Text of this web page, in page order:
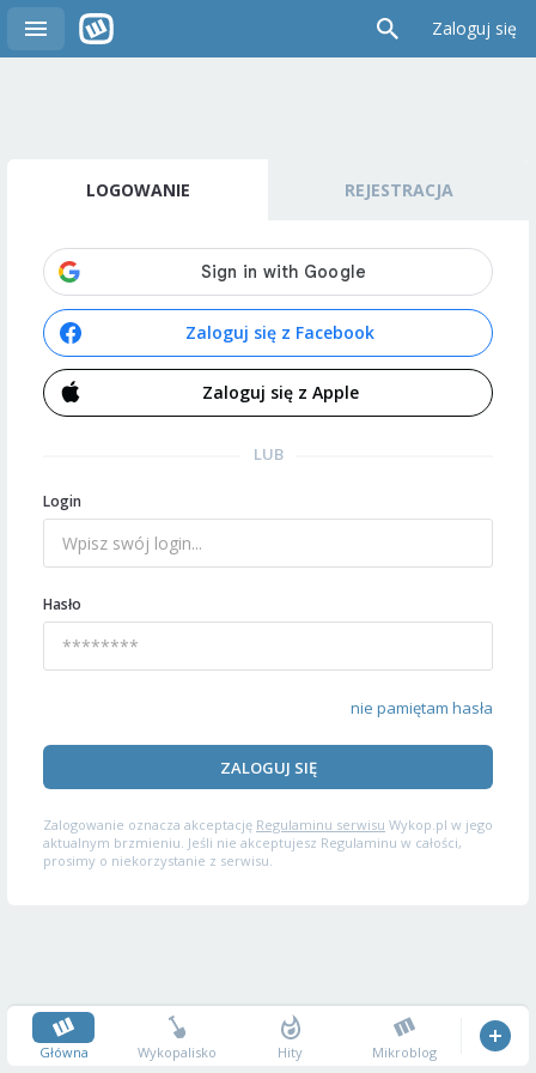
Zaloguj się
LOGOWANIE REJESTRACJA
Zaloguj się z Facebook
Zaloguj się z Apple
LUB
Login
Hasło
nie pamiętam hasła
ZALOGUJ SIĘ
Zalogowanie oznacza akceptację Regulaminu serwisu Wykop.pl w jego
aktualnym brzmieniu. Jeśli nie akceptujesz Regulaminu w całości,
prosimy o niekorzystanie z serwisu.
Główna Wykopalisko Hity Mikroblog